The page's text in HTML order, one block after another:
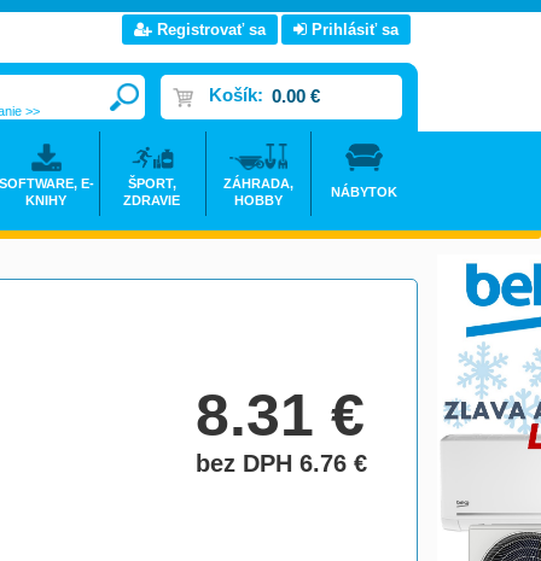
8.31€
bez DPH 6.76€
Registrovať sa Prihlásiť sa
Košík: 0.00 €
>>
E-
KNIHY
ŠPORT,
ZDRAVIE
ZÁHRADA,
HOBBY
NÁBYTOK